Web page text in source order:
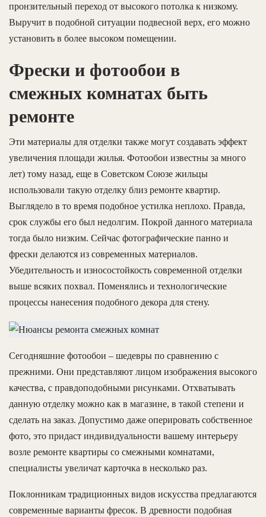
пронзительный переход от высокого потолка к низкому.
Выручит в подобной ситуации подвесной верх, его можно
установить в более высоком помещении.
Фрески и фотообои в
смежных комнатах быть
ремонте
Эти материалы для отделки также могут создавать эффект
увеличения площади жилья. Фотообои известны за много
лет) тому назад, еще в Советском Союзе жильцы
использовали такую отделку близ ремонте квартир.
Выглядело в то время подобное устилка неплохо. Правда,
срок службы его был недолгим. Покрой данного материала
тогда было низким. Сейчас фотографические панно и
фрески делаются из современных материалов.
Убедительность и износостойкость современной отделки
выше всяких похвал. Поменялись и технологические
процессы нанесения подобного декора для стену.
Сегодняшние фотообои – шедевры по сравнению с
прежними. Они представляют лицом изображения высокого
качества, с правдоподобными рисунками. Отхватывать
данную отделку можно как в магазине, в такой степени и
сделать на заказ. Допустимо даже оперировать собственное
фото, это придаст индивидуальности вашему интерьеру
возле ремонте квартиры со смежными комнатами,
специалисты увеличат карточка в несколько раз.
Поклонникам традиционных видов искусства предлагаются
современные варианты фресок. В древности подобная